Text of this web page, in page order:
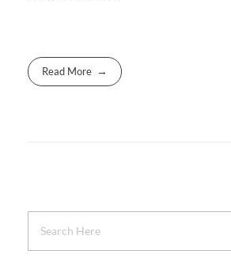
Read More